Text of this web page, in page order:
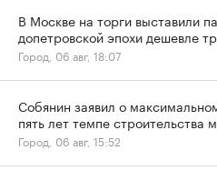
В Москве на торги выставили
допетровской эпохи дешевле
Город, 06 авг, 18:07
Собянин заявил о
пять лет темпе строительства
Город, 06 авг, 15:52